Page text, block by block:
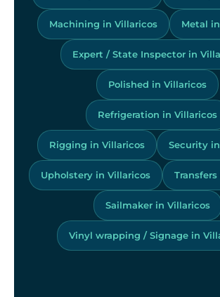
Machining in Villaricos Metal
Expert / State Inspector in
Polished in Villaricos
Refrigeration in Villaricos
Rigging in Villaricos Security
Upholstery in Villaricos
Sailmaker in Villaricos
Vinyl wrapping / Signage in